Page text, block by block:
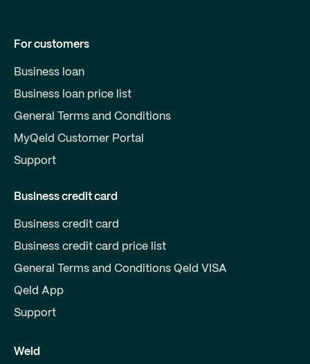
For customers
Business loan
Business loan price list
General Terms and Conditions
MyQeld Customer Portal
Support
Business credit card
Business credit card
Business credit card price list
General Terms and Conditions Qeld VISA
Qeld App
Support
Weld